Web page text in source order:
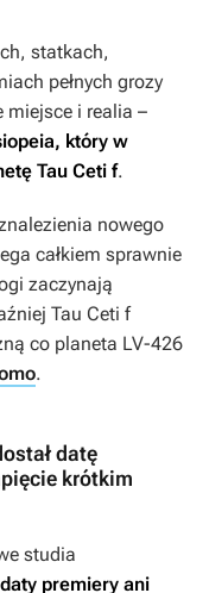
statkach,
pełnych grozy
miejsce i realia –
który w
Tau Ceti f.
nowego
całkiem sprawnie
zaczynają
Tau Ceti f
co planeta LV-426
.
datę
krótkim
studia
premiery ani